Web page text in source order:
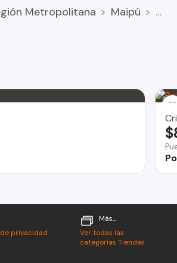
Metropolitana Maipú
privacidad
Más...
Ver todas las
categorías Tiendas